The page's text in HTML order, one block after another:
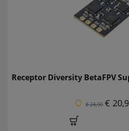
Receptor Diversity BetaFPV
€ 24,90 €